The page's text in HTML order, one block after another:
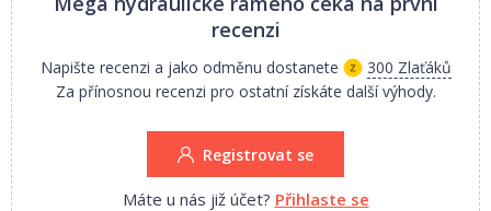
recenzi
Napište recenzi a jako odměnu dostanete
300 Zlaťáků
Za přínosnou recenzi pro ostatní získáte další výhody.
Registrovat se
Máte u nás již účet? Přihlaste se